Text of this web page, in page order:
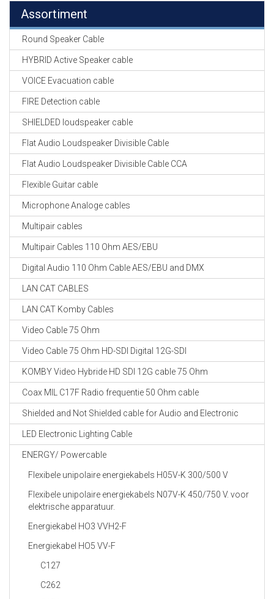
Assortiment
Round Speaker Cable
HYBRID Active Speaker cable
VOICE Evacuation cable
FIRE Detection cable
SHIELDED loudspeaker cable
Flat Audio Loudspeaker Divisible Cable
Flat Audio Loudspeaker Divisible Cable CCA
Flexible Guitar cable
Microphone Analoge cables
Multipair cables
Multipair Cables 110 Ohm AES/EBU
Digital Audio 110 Ohm Cable AES/EBU and DMX
LAN CAT CABLES
LAN CAT Komby Cables
Video Cable 75 Ohm
Video Cable 75 Ohm HD-SDI Digital 12G-SDI
KOMBY Video Hybride HD SDI 12G cable 75 Ohm
Coax MIL C17F Radio frequentie 50 Ohm cable
Shielded and Not Shielded cable for Audio and Electronic
LED Electronic Lighting Cable
ENERGY/ Powercable
Flexibele unipolaire energiekabels H05V-K 300/500 V
Flexibele unipolaire energiekabels N07V-K 450/750 V. voor
elektrische apparatuur.
Energiekabel HO3 VVH2-F
Energiekabel HO5 VV-F
C127
C262